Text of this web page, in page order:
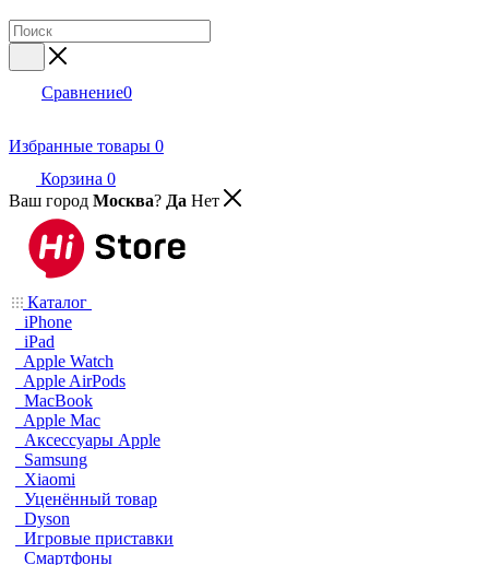
Сравнение0
Избранные товары 0
Корзина 0
Ваш город Москва? Да Нет
Каталог
iPhone
iPad
Apple Watch
Apple AirPods
MacBook
Apple Mac
Аксессуары Apple
Samsung
Xiaomi
Уценённый товар
Dyson
Игровые приставки
Смартфоны